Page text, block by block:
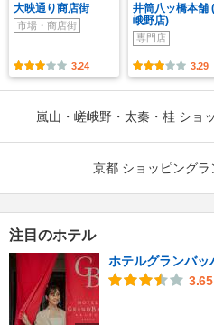
大映通り商店街
市場・商店街
3.24
井筒八ッ橋本舗
峨野店)
専門店
3.29
嵐山・嵯峨野・太秦・桂 ショ
京都 ショッピングラ
注目のホテル
ホテルグランバッ
3.65